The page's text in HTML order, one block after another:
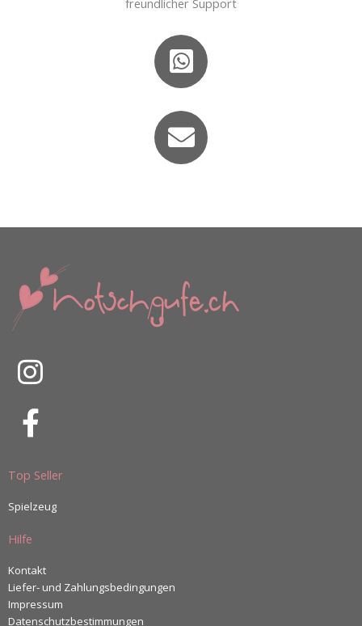
Top Seller
Spielzeug
Hilfe
Kontakt
Liefer- und Zahlungsbedingungen
Impressum
Datenschutzbestimmungen